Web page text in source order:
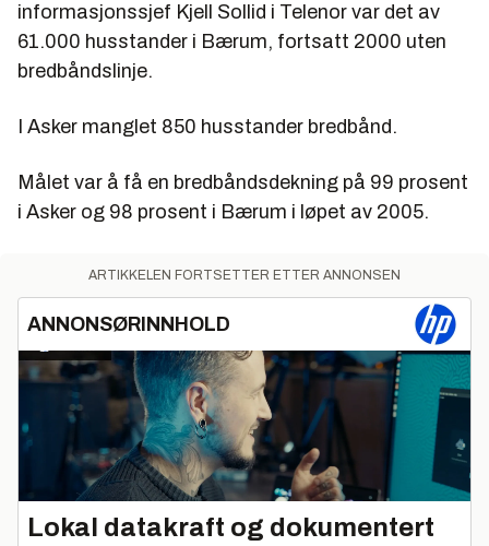
informasjonssjef Kjell Sollid i Telenor var det av
61.000 husstander i Bærum, fortsatt 2000 uten
bredbåndslinje.
I Asker manglet 850 husstander bredbånd.
Målet var å få en bredbåndsdekning på 99 prosent
i Asker og 98 prosent i Bærum i løpet av 2005.
ARTIKKELEN FORTSETTER ETTER ANNONSEN
ANNONSØRINNHOLD
Lokal datakraft og dokumentert